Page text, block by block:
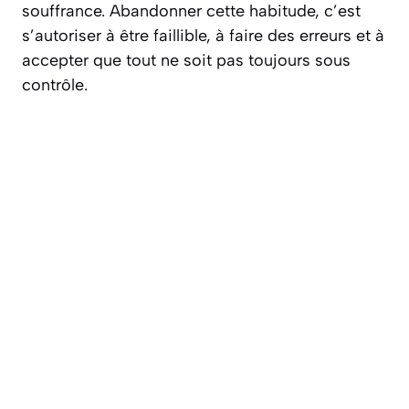
souffrance. Abandonner cette habitude, c’est
s’autoriser à être faillible, à faire des erreurs et à
accepter que tout ne soit pas toujours sous
contrôle.